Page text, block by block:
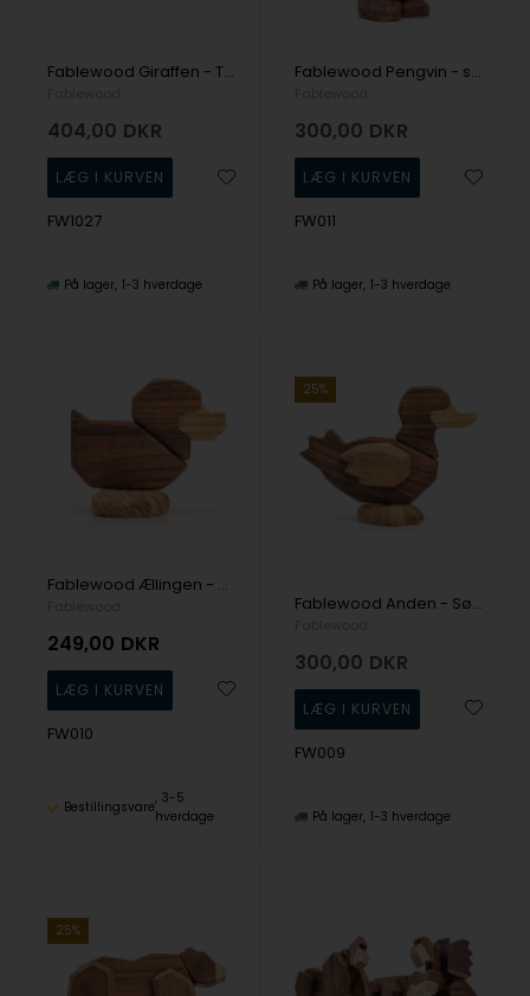
Fablewood Giraffen - Træ figur sammensat med magneter
404,00 DKR
FW1027
På lager 1-3 hverdage
Fablewood Pengvin - sneens tumling - træfigur sammensat med magneter
300,00 DKR
FW011
På lager 1-3 hverdage
Fablewood Ællingen - Søens nuser - træfigur sammensat med magneter
249,00 DKR
FW010
Bestillingsvare
3-5
hverdage
25%
Fablewood Anden - Søens Hersker - træfigur sammensat med magneter
300,00 DKR
FW009
På lager 1-3 hverdage
25%